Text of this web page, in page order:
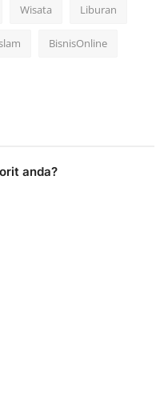
Wisata Liburan
BisnisOnline
anda?